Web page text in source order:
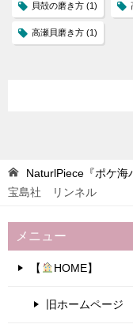
貝殻の磨き方 (1)
高瀬貝磨き方 (1)
NaturlPiece『ポケ海
宝島社 リンネル
メニュー
【 HOME】
旧ホームページ